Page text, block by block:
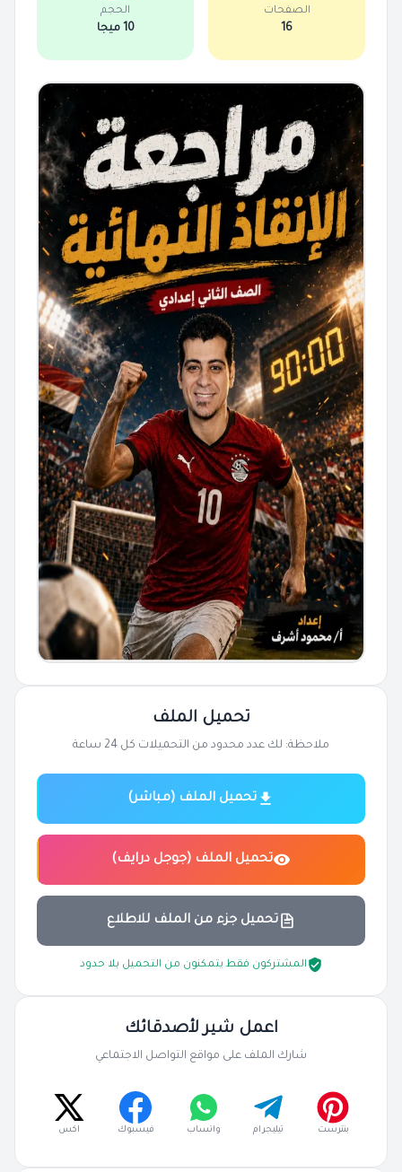
الصفحات
16
الحجم
10 ميجا
تحميل الملف
ملاحظة: لك عدد محدود من التحميلات كل 24 ساعة
تحميل الملف (مباشر)
تحميل الملف (جوجل درايف)
تحميل جزء من الملف للاطلاع
المشتركون فقط يتمكنون من التحميل بلا حدود
اعمل شير لأصدقائك
شارك الملف على مواقع التواصل الاجتماعي
بنترست تيليجرام واتساب فيسبوك اكس